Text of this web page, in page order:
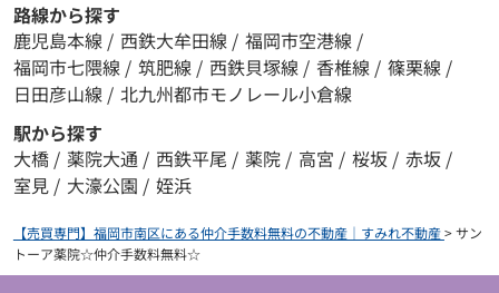
路線から探す
鹿児島本線 / 西鉄大牟田線 / 福岡市空港線 /
福岡市七隈線 / 筑肥線 / 西鉄貝塚線 / 香椎線 / 篠栗線 /
日田彦山線 / 北九州都市モノレール小倉線
駅から探す
大橋 / 薬院大通 / 西鉄平尾 / 薬院 / 高宮 / 桜坂 / 赤坂 /
室見 / 大濠公園 / 姪浜
【売買専門】福岡市南区にある仲介手数料無料の不動産｜すみれ不動産>サン
トーア薬院☆仲介手数料無料☆